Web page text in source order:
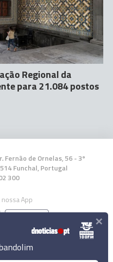
Regional da
para 21.084 postos
Fernão de Ornelas, 56 - 3º
Funchal, Portugal
300
App
×